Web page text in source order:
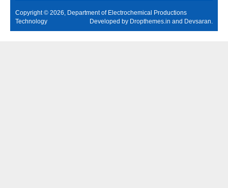
Copyright © 2026, Department of Electrochemical Productions
Technology
Developed by Dropthemes.in and Devsaran.